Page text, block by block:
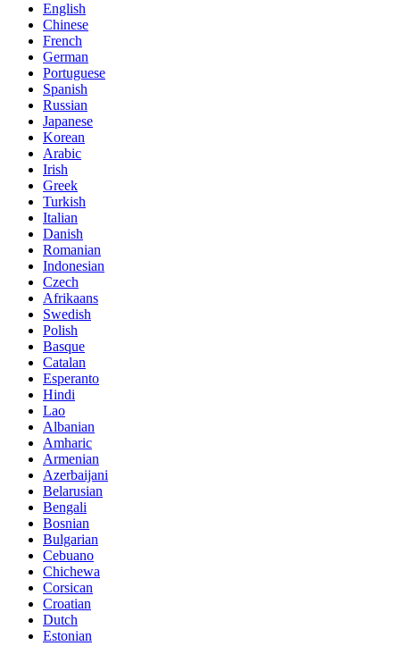
English
Chinese
French
German
Portuguese
Spanish
Russian
Japanese
Korean
Arabic
Irish
Greek
Turkish
Italian
Danish
Romanian
Indonesian
Czech
Afrikaans
Swedish
Polish
Basque
Catalan
Esperanto
Hindi
Lao
Albanian
Amharic
Armenian
Azerbaijani
Belarusian
Bengali
Bosnian
Bulgarian
Cebuano
Chichewa
Corsican
Croatian
Dutch
Estonian